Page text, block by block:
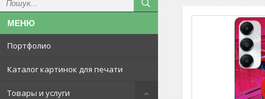
Портфолио
Каталог картинок для печати
Товары и услуги